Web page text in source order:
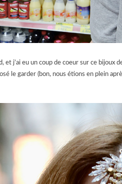
et j’ai eu un coup de coeur sur ce bijoux
le garder (bon, nous étions en plein